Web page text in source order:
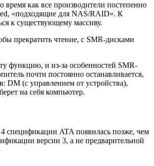
время как все производители постепенно
«подходящие для NAS/RAID». К
к существующему массиву.
прекратить чтение, с SMR-дисками
функцию, и из-за особенностей SMR-
почти постоянно останавливается,
DM (с управлением от устройства),
на себя компьютер.
спецификации ATA появилась позже, чем
версии 3, а не предварительной